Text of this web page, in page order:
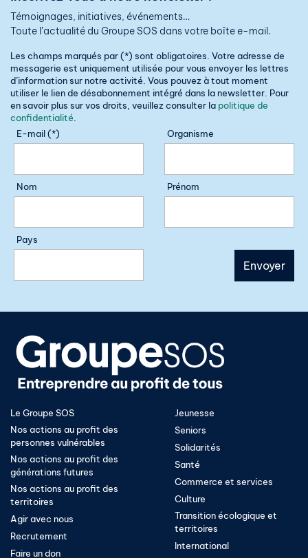
Témoignages, initiatives, événements…
Toute l’actualité du Groupe SOS dans votre boîte e-mail.
Les champs marqués par (*) sont obligatoires. Votre adresse de
messagerie est uniquement utilisée pour vous envoyer les lettres
d’information sur notre activité. Vous pouvez à tout moment
utiliser le lien de désabonnement intégré dans la newsletter. Pour
en savoir plus sur vos droits, veuillez consulter la politique de
confidentialité
E-mail (*)
Organisme
Nom Prénom
Pays
Le Groupe SOS
Nos actions au profit des
personnes vulnérables
Nos actions au profit des
générations futures
Nos actions au profit des
territoires
Agir avec nous
Recrutement
Faire un don
Jeunesse
Seniors
Solidarités
Santé
Commerce et services
Culture
Transition écologique et
territoires​
International